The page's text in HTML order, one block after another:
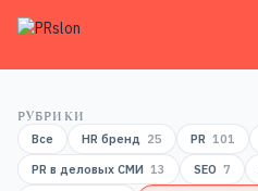
РУБРИКИ
Все
HR бренд 25 PR 101
PR в деловых СМИ 13 SEO 7